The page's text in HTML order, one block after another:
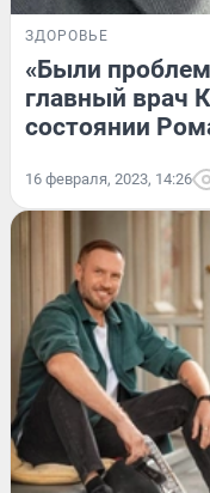
ЗДОРОВЬЕ
«Были
главный врач
состоянии
16 февраля, 2023, 14:26